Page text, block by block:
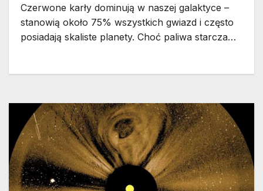
Czerwone karły dominują w naszej galaktyce –
stanowią około 75% wszystkich gwiazd i często
posiadają skaliste planety. Choć paliwa starcza…